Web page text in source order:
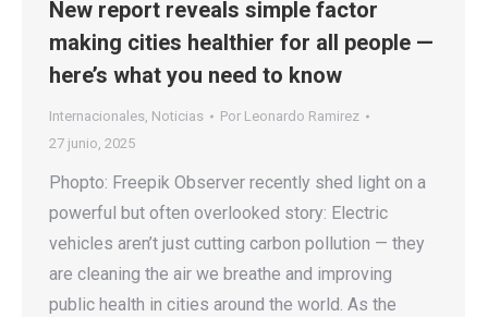
New report reveals simple factor
making cities healthier for all people —
here’s what you need to know
Internacionales, Noticias Por Leonardo Ramirez
27 junio, 2025
Phopto: Freepik Observer recently shed light on a
powerful but often overlooked story: Electric
vehicles aren’t just cutting carbon pollution — they
are cleaning the air we breathe and improving
public health in cities around the world. As the